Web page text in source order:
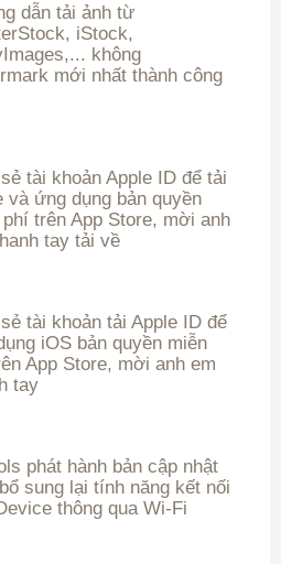
dẫn tải ảnh từ
iStock,
không
mới nhất thành công
tài khoản Apple ID để tải
và ứng dụng bản quyền
phí trên App Store, mời anh
tay tải về
tài khoản tải Apple ID để
iOS bản quyền miễn
App Store, mời anh em
tay
phát hành bản cập nhật
sung lại tính năng kết nối
thông qua Wi-Fi